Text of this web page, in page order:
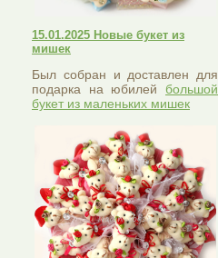
15.01.2025 Новые букет из
мишек
Был собран и доставлен для
подарка на юбилей большой
букет из маленьких мишек